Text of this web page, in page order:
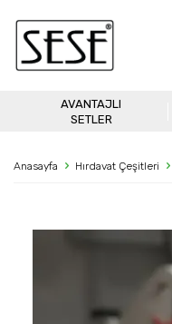
AVANTAJLI
SETLER
Anasayfa Hırdavat Çeşitleri